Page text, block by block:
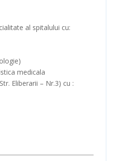
al spitalului cu:
medicala
Eliberarii – Nr.3) cu :